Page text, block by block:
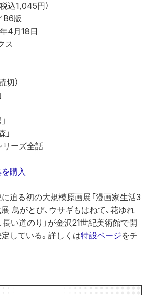
込1,045円）
B6版
4月18日
ス
切）
」
リーズ全話
購入
迫る初の大規模原画展「漫画家生活3
鳥がとび、ウサギもはねて、花ゆれ
長い道のり」が金沢21世紀美術館で開
している。詳しくは特設ページをチ